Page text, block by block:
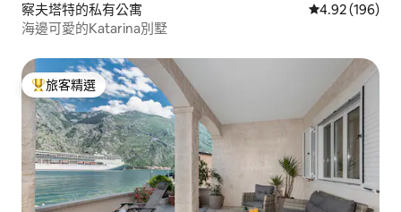
察夫塔特的私有公寓 從 196 則評價
4.92 (196)
海邊可愛的Katarina別墅
旅客精選榜首
旅客精選